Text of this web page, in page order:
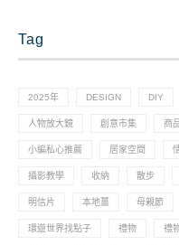
Tag
2025年 DESIGN DIY
人物放大鏡 創意市集 商
小編私心推薦 居家空間
攝影教學 收納 散步
明信片 本地薑 母親節
環遊世界找點子 禮物 禮